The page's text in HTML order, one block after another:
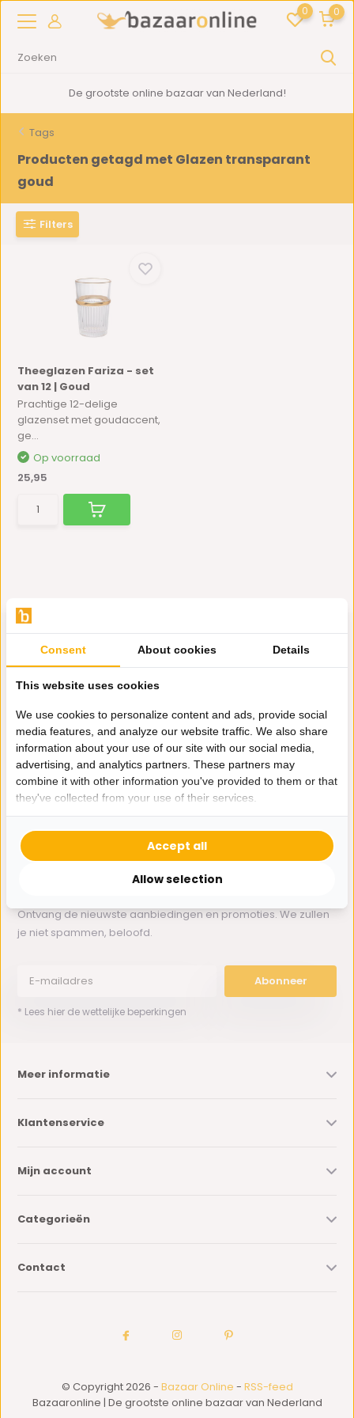
0 0
De grootste online bazaar van Nederland!
Tags
Producten getagd met Glazen transparant
goud
Filters
Theeglazen Fariza - set
van 12 | Goud
Prachtige 12-delige
glazenset met goudaccent,
ge...
Op voorraad
25,95
Hulp nodig?
Wij zitten voor je klaar.
Whatsapp ons
0162-231130
klantenservice@bazaaronline.nl
Ontvang de nieuwste aanbiedingen en promoties. We zullen
je niet spammen, beloofd.
Abonneer
* Lees hier de wettelijke beperkingen
Meer informatie
Klantenservice
Mijn account
Categorieën
Contact
© Copyright 2026 - Bazaar Online - RSS-feed
Bazaaronline | De grootste online bazaar van Nederland
Consent About cookies Details
This website uses cookies
We use cookies to personalize content and ads, provide social
media features, and analyze our website traffic. We also share
information about your use of our site with our social media,
advertising, and analytics partners. These partners may
combine it with other information you've provided to them or that
they've collected from your use of their services.
Allow selection
Accept all